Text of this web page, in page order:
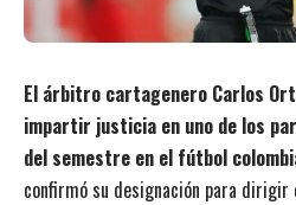
El árbitro cartagenero Carlos
impartir justicia en uno de los
del semestre en el fútbol
confirmó su designación para dirigir